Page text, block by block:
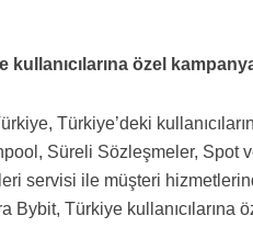
kullanıcılarına özel
Türkiye’deki
Süreli Sözleşmeler, Spot
servisi ile müşteri
Bybit, Türkiye